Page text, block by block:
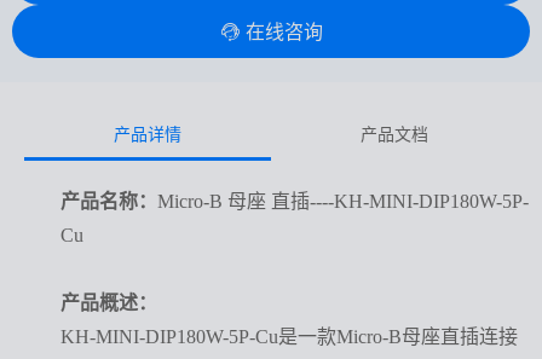
在线咨询
产品详情 产品文档
产品名称： Micro-B 母座 直插----KH-MINI-DIP180W-5P-
Cu
产品概述：
KH-MINI-DIP180W-5P-Cu是一款Micro-B母座直插连接